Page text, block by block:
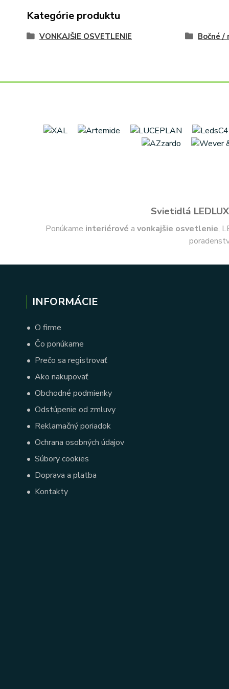
Kategórie produktu
VONKAJŠIE OSVETLENIE Bočné /
Svietidlá
Ponúkame interiérové a vonkajšie osvetlenie,
INFORMÁCIE
• O firme
• Čo ponúkame
• Prečo sa registrovať
• Ako nakupovať
• Obchodné podmienky
• Odstúpenie od zmluvy
• Reklamačný poriadok
• Ochrana osobných údajov
• Súbory cookies
• Doprava a platba
• Kontakty